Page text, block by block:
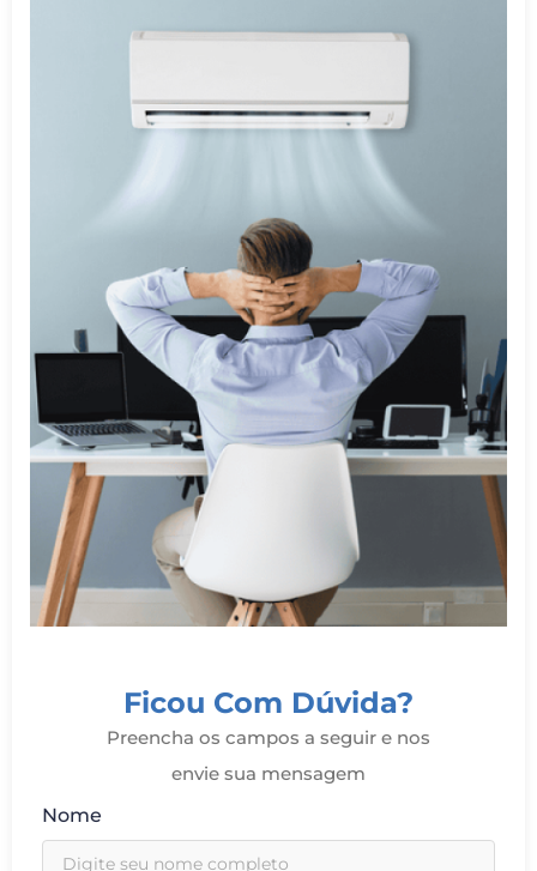
Ficou Com Dúvida?
Preencha os campos a seguir e nos
envie sua mensagem
Nome